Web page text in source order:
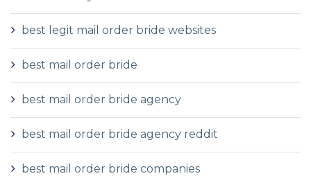
best legit mail order bride websites
best mail order bride
best mail order bride agency
best mail order bride agency reddit
best mail order bride companies